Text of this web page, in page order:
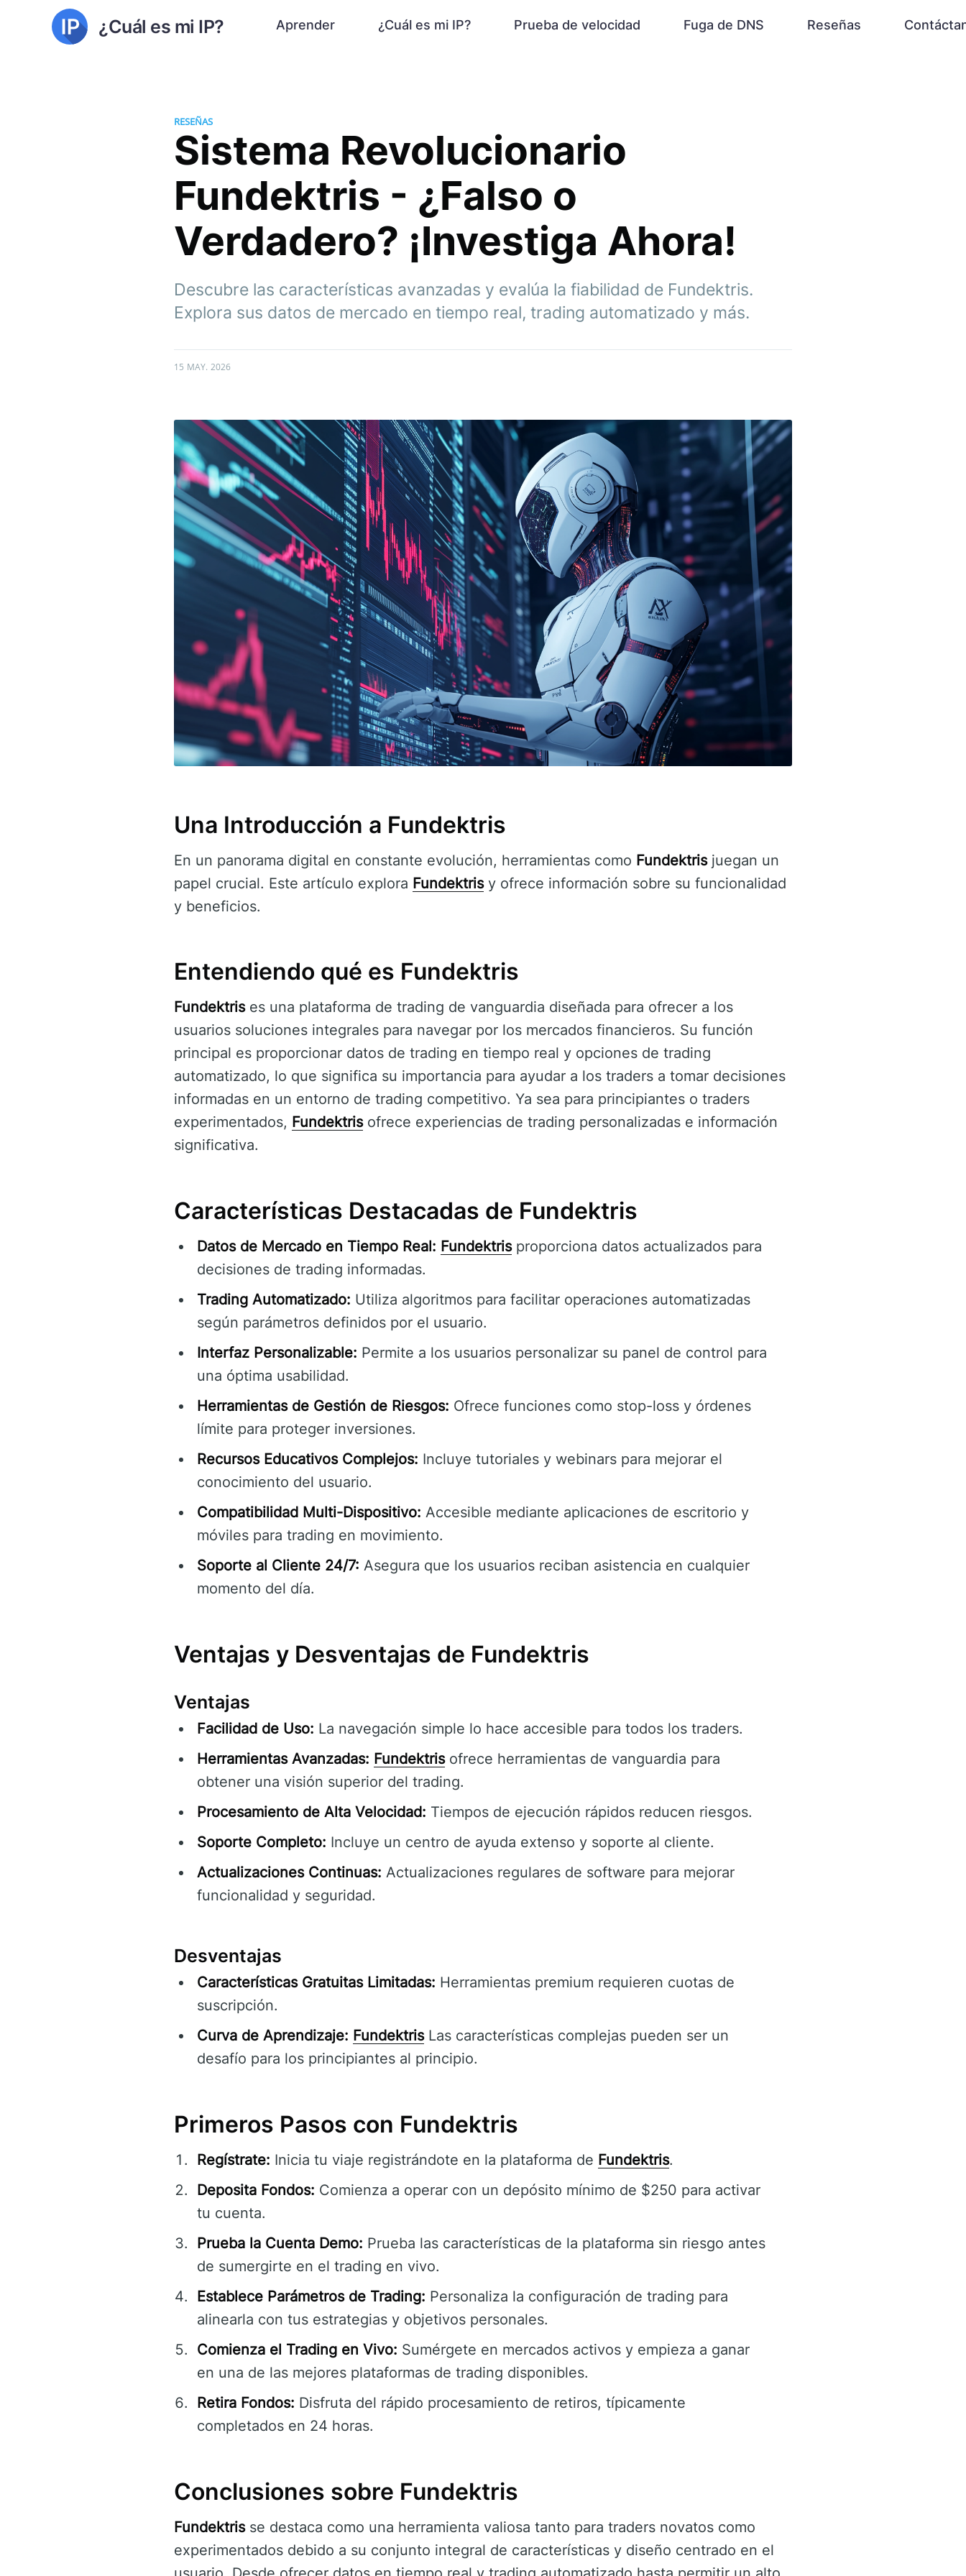
¿Cuál es mi IP? Aprender ¿Cuál es mi IP? Prueba de velocidad Fuga de DNS Reseñas
RESEÑAS
Sistema Revolucionario
Fundektris - ¿Falso o
Verdadero? ¡Investiga Ahora!
Descubre las características avanzadas y evalúa la fiabilidad de Fundektris.
Explora sus datos de mercado en tiempo real, trading automatizado y más.
15 MAY. 2026
Una Introducción a Fundektris
En un panorama digital en constante evolución, herramientas como Fundektrisjuegan un
papel crucial. Este artículo explora Fundektrisy ofrece información sobre su funcionalidad
y beneficios.
Entendiendo qué es Fundektris
Fundektrises una plataforma de trading de vanguardia diseñada para ofrecer a los
usuarios soluciones integrales para navegar por los mercados financieros. Su función
principal es proporcionar datos de trading en tiempo real y opciones de trading
automatizado, lo que significa su importancia para ayudar a los traders a tomar decisiones
informadas en un entorno de trading competitivo. Ya sea para principiantes o traders
experimentados, Fundektrisofrece experiencias de trading personalizadas e información
significativa.
Características Destacadas de Fundektris
Datos de Mercado en Tiempo Real: Fundektrisproporciona datos actualizados para
decisiones de trading informadas.
Trading Automatizado: Utiliza algoritmos para facilitar operaciones automatizadas
según parámetros definidos por el usuario.
Interfaz Personalizable: Permite a los usuarios personalizar su panel de control para
una óptima usabilidad.
Herramientas de Gestión de Riesgos: Ofrece funciones como stop-loss y órdenes
límite para proteger inversiones.
Recursos Educativos Complejos: Incluye tutoriales y webinars para mejorar el
conocimiento del usuario.
Compatibilidad Multi-Dispositivo: Accesible mediante aplicaciones de escritorio y
móviles para trading en movimiento.
Soporte al Cliente 24/7: Asegura que los usuarios reciban asistencia en cualquier
momento del día.
Ventajas y Desventajas de Fundektris
Ventajas
Facilidad de Uso: La navegación simple lo hace accesible para todos los traders.
Herramientas Avanzadas: Fundektrisofrece herramientas de vanguardia para
obtener una visión superior del trading.
Procesamiento de Alta Velocidad: Tiempos de ejecución rápidos reducen riesgos.
Soporte Completo: Incluye un centro de ayuda extenso y soporte al cliente.
Actualizaciones Continuas: Actualizaciones regulares de software para mejorar
funcionalidad y seguridad.
Desventajas
Características Gratuitas Limitadas: Herramientas premium requieren cuotas de
suscripción.
Curva de Aprendizaje: FundektrisLas características complejas pueden ser un
desafío para los principiantes al principio.
Primeros Pasos con Fundektris
Regístrate: Inicia tu viaje registrándote en la plataforma de Fundektris.
Deposita Fondos: Comienza a operar con un depósito mínimo de $250 para activar
tu cuenta.
Prueba la Cuenta Demo: Prueba las características de la plataforma sin riesgo antes
de sumergirte en el trading en vivo.
Establece Parámetros de Trading: Personaliza la configuración de trading para
alinearla con tus estrategias y objetivos personales.
Comienza el Trading en Vivo: Sumérgete en mercados activos y empieza a ganar
en una de las mejores plataformas de trading disponibles.
Retira Fondos: Disfruta del rápido procesamiento de retiros, típicamente
completados en 24 horas.
Conclusiones sobre Fundektris
Fundektrisse destaca como una herramienta valiosa tanto para traders novatos como
experimentados debido a su conjunto integral de características y diseño centrado en el